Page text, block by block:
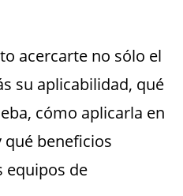
acercarte no sólo el
su aplicabilidad, qué
cómo aplicarla en
beneficios
equipos de